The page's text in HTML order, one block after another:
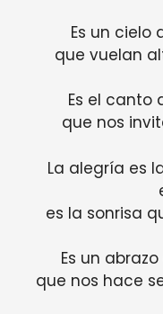
Es un cielo
que vuelan
Es el canto
que nos
La alegría es
es la sonrisa
Es un
que nos hace